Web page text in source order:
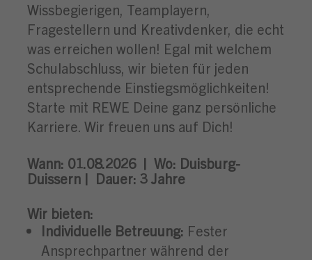
Wissbegierigen, Teamplayern,
Fragestellern und Kreativdenker, die echt
was erreichen wollen! Egal mit welchem
Schulabschluss, wir bieten für jeden
entsprechende Einstiegsmöglichkeiten!
Starte mit REWE Deine ganz persönliche
Karriere. Wir freuen uns auf Dich!
Wann: 01.08.2026 | Wo: Duisburg-
Duissern | Dauer: 3 Jahre
Wir bieten:
Individuelle Betreuung: Fester
Ansprechpartner während der